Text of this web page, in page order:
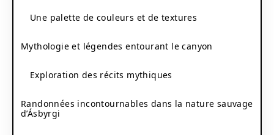
Une palette de couleurs et de textures
Mythologie et légendes entourant le canyon
Exploration des récits mythiques
Randonnées incontournables dans la nature sauvage
d’Ásbyrgi